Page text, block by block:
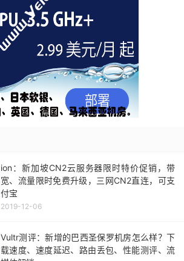
ion：新加坡CN2云服务器限时特价促销，带
宽、流量限时免费升级，三网CN2直连，可支
付宝
2019-12-06
Vultr测评：新增的巴西圣保罗机房怎么样？下
载速度、速度延迟、路由丢包、性能测评、流